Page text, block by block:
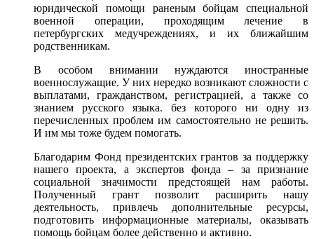
юридической помощи раненым бойцам специальной
военной операции, проходящим лечение в
петербургских медучреждениях, и их ближайшим
родственникам.
В особом внимании нуждаются иностранные
военнослужащие. У них нередко возникают сложности с
выплатами, гражданством, регистрацией, а также со
знанием русского языка. без которого ни одну из
перечисленных проблем им самостоятельно не решить.
И им мы тоже будем помогать.
Благодарим Фонд президентских грантов за поддержку
нашего проекта, а экспертов фонда – за признание
социальной значимости предстоящей нам работы.
Полученный грант позволит расширить нашу
деятельность, привлечь дополнительные ресурсы,
подготовить информационные материалы, оказывать
помощь бойцам более действенно и активно.